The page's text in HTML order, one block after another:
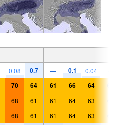
— — — — —
0.08 0.7 — 0.1 0.04
70 64 61 66 64
68 61 61 64 63
68 61 61 64 63